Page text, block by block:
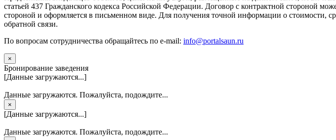
статьей 437 Гражданского кодекса Российской Федерации. Договор с контрактной стороной
стороной и оформляется в письменном виде. Для получения точной информации о стоимости,
обратной связи.
По вопросам сотрудничества обращайтесь по e-mail: info@portalsaun.ru
×
Бронирование заведения
[Данные загружаются...]
Данные загружаются. Пожалуйста, подождите...
×
[Данные загружаются...]
Данные загружаются. Пожалуйста, подождите...